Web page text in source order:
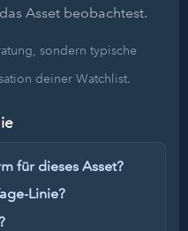
Asset beobachtest.
sondern typische
deiner Watchlist.
für dieses Asset?
Linie?